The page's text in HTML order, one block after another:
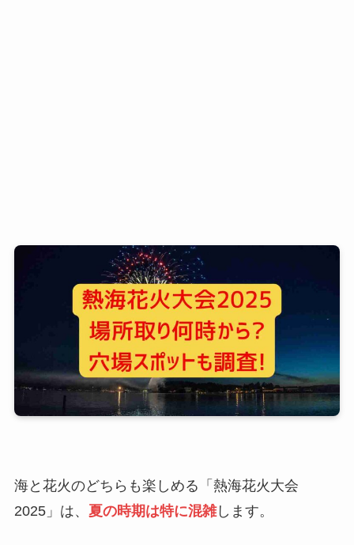
海と花火のどちらも楽しめる「熱海花火大会
2025」は、 夏の時期は特に混雑します。